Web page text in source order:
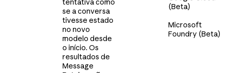
se a conversa
tivesse estado
no novo
modelo desde
o início. Os
resultados de
Message
(Beta)
Microsoft
Foundry (Beta)